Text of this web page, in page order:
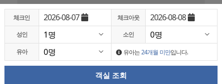
체크인 2026-08-07 체크아웃 2026-08-08
성인 소인
유아 유아는24개월 미만입니다.
객실 조회